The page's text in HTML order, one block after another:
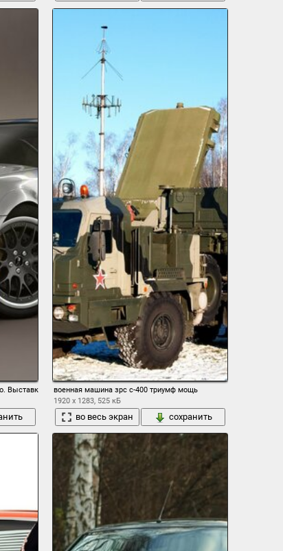
Выставка авто с аэрографией
военная машина зрс с-400 триумф мощь
1920 x 1283, 525 кБ
во весь экран сохранить